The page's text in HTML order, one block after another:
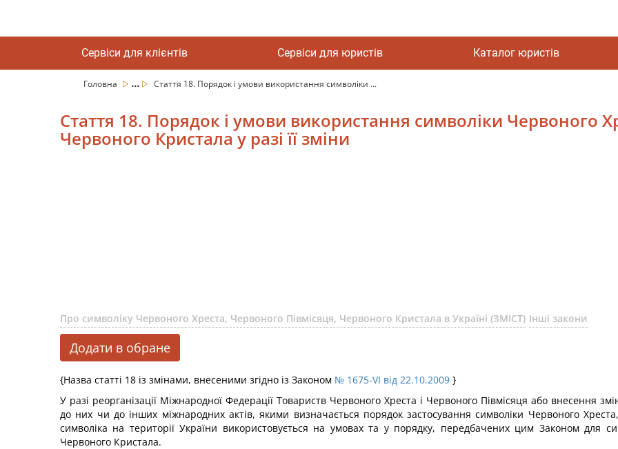
Сервіси для клієнтів Сервіси для юристів Каталог юристів
Головна ... Стаття 18. Порядок і умови використання символіки ...
Стаття 18. Порядок і умови використання символіки Червоного
Червоного Кристала у разі її зміни
Про символіку Червоного Хреста, Червоного Півмісяця, Червоного Кристала в Україні (ЗМІСТ) Інші закони
Додати в обране
{Назва статті 18 із змінами, внесеними згідно із Законом № 1675-VI від 22.10.2009 }
У разі реорганізації Міжнародної Федерації Товариств Червоного Хреста і Червоного Півмісяця або внесення
до них чи до інших міжнародних актів, якими визначається порядок застосування символіки Червоного
символіка на території України використовується на умовах та у порядку, передбачених цим Законом для
Червоного Кристала.